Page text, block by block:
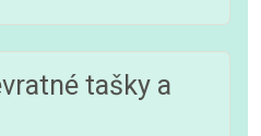
tašky a